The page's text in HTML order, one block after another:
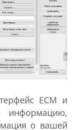
ЕСМ и
информацию,
о вашей